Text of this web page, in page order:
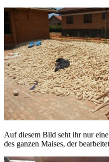
Auf diesem Bild seht ihr nur
des ganzen Maises, der